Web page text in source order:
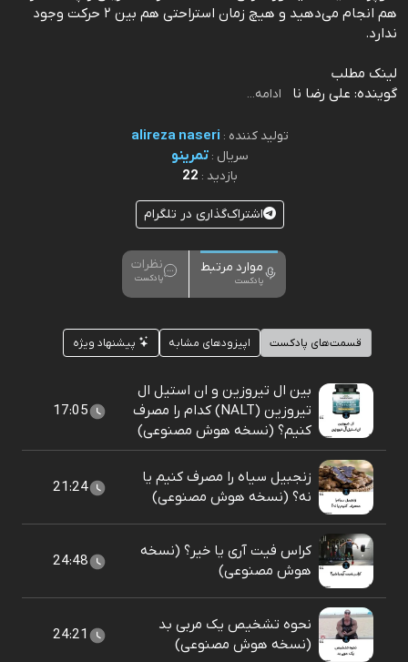
هم انجام می‌دهید و هیچ زمان استراحتی هم بین ۲ حرکت وجود
ندارد.
⁠⁠⁠⁠⁠⁠⁠⁠⁠⁠⁠⁠⁠⁠⁠⁠⁠⁠⁠⁠⁠⁠⁠⁠⁠⁠⁠⁠⁠⁠⁠⁠لینک مطلب⁠⁠⁠⁠⁠⁠⁠⁠⁠⁠⁠⁠⁠⁠⁠⁠⁠⁠⁠⁠⁠⁠⁠⁠⁠⁠⁠⁠⁠⁠⁠⁠
گوینده: علی رضا نا
ادامه...
تولید کننده : alireza naseri
سریال :تمرینو
بازدید : 22
اشتراک‌گذاری در تلگرام
موارد مرتبط
پادکست
نظرات
پادکست
قسمت‌های پادکست اپیزودهای مشابه پیشنهاد ویژه
بین ال تیروزین و ان استیل ال
تیروزین (NALT) کدام را مصرف
کنیم؟ (نسخه هوش مصنوعی)
17:05
زنجبیل سیاه را مصرف کنیم یا
نه؟ (نسخه هوش مصنوعی)
21:24
کراس فیت آری یا خیر؟ (نسخه
هوش مصنوعی)
24:48
نحوه تشخیص یک مربی بد
(نسخه هوش مصنوعی)
24:21